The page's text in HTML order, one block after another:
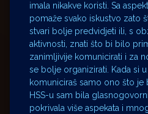
imala nikakve koristi. Sa
pomaže svako iskustvo zato
stvari bolje predvidjeti ili, s
aktivnosti, znati što bi bilo
zanimljivije komunicirati i za
se bolje organizirati. Kada si
komuniciraš samo ono što je
HSS-u sam bila
pokrivala više aspekata i